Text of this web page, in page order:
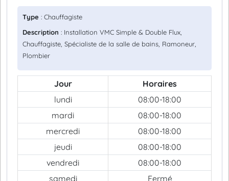
Type : Chauffagiste
Description : Installation VMC Simple & Double Flux,
Chauffagiste, Spécialiste de la salle de bains, Ramoneur,
Plombier
Jour
Horaires
lundi
08:00-18:00
mardi
08:00-18:00
mercredi
08:00-18:00
jeudi
08:00-18:00
vendredi
08:00-18:00
samedi
Fermé